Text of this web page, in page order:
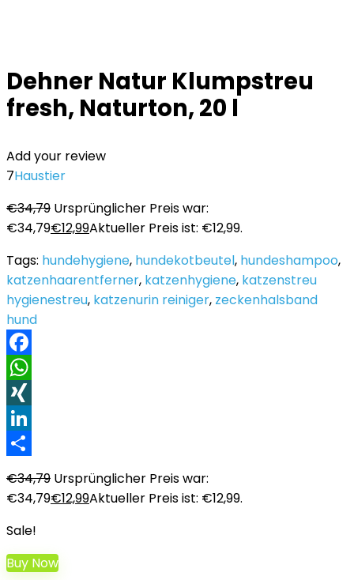
Dehner Natur Klumpstreu
fresh, Naturton, 20 l
Add your review
7Haustier
€34,79 Ursprünglicher Preis war:
€34,79€12,99Aktueller Preis ist: €12,99.
Tags: hundehygiene, hundekotbeutel, hundeshampoo,
katzenhaarentferner, katzenhygiene, katzenstreu
hygienestreu, katzenurin reiniger, zeckenhalsband
hund
Facebook
WhatsApp
XING
LinkedIn
€34,79 Ursprünglicher Preis war:
€34,79€12,99Aktueller Preis ist: €12,99.
Sale!
Buy Now